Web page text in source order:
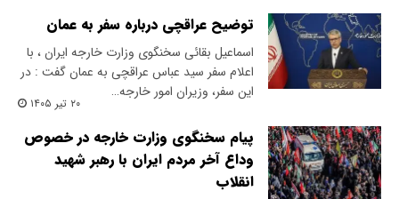
توضیح عراقچی درباره سفر به عمان
اسماعیل بقائی سخنگوی وزارت خارجه ایران ، با
اعلام سفر سید عباس عراقچی به عمان گفت : در
این سفر، وزیران امور خارجه…
۲۰ تیر ۱۴۰۵
پیام سخنگوی وزارت خارجه در خصوص
وداع آخر مردم ایران با رهبر شهید
انقلاب